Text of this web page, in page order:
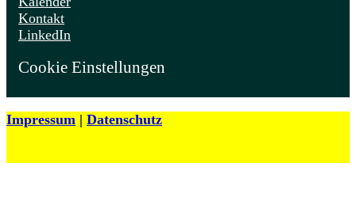
Kontakt
LinkedIn
Cookie Einstellungen
Impressum | Datenschutz